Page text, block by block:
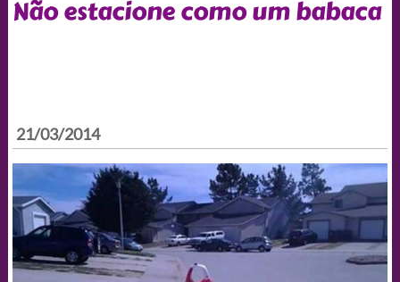
Não estacione como um babaca
21/03/2014